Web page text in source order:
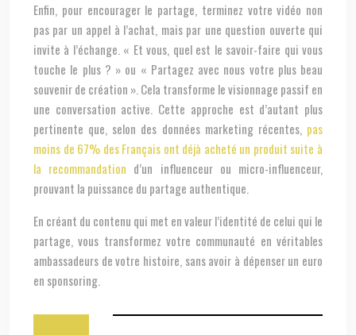
Enfin, pour encourager le partage, terminez votre vidéo non
pas par un appel à l’achat, mais par une question ouverte qui
invite à l’échange. « Et vous, quel est le savoir-faire qui vous
touche le plus ? » ou « Partagez avec nous votre plus beau
souvenir de création ». Cela transforme le visionnage passif en
une conversation active. Cette approche est d’autant plus
pertinente que, selon des données marketing récentes, pas
moins de 67% des Français ont déjà acheté un produit suite à
la recommandation d’un influenceur ou micro-influenceur,
prouvant la puissance du partage authentique.
En créant du contenu qui met en valeur l’identité de celui qui le
partage, vous transformez votre communauté en véritables
ambassadeurs de votre histoire, sans avoir à dépenser un euro
en sponsoring.